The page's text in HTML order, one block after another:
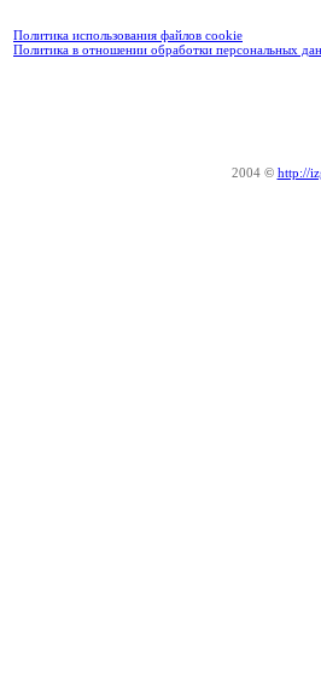
Политика использования файлов cookie
Политика в отношении обработки персональных
2004 © http://